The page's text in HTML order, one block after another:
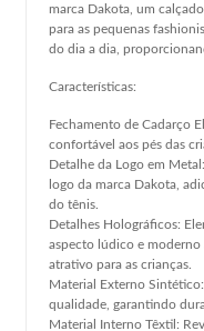
marca Dakota, um
para as pequenas
do dia a dia,
Características:
Fechamento de Cadarço
confortável aos pés das
Detalhe da Logo em
logo da marca Dakota,
do tênis.
Detalhes Holográficos:
aspecto lúdico e
atrativo para as crianças.
Material Externo
qualidade, garantindo
Material Interno Têxtil: